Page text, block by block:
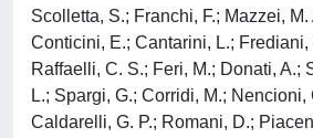
Scolletta, S.; Franchi, F.; Mazzei, M.
Conticini, E.; Cantarini, L.; Frediani,
Raffaelli, C. S.; Feri, M.; Donati, A.;
L.; Spargi, G.; Corridi, M.; Nencioni,
Caldarelli, G. P.; Romani, D.;